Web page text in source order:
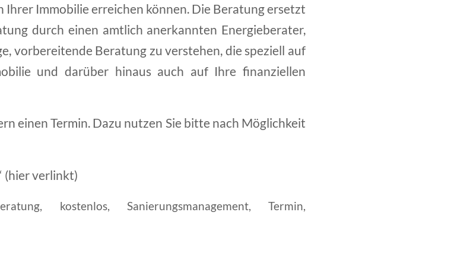
Ihrer Immobilie erreichen können. Die Beratung ersetzt
durch einen amtlich anerkannten Energieberater,
vorbereitende Beratung zu verstehen, die speziell auf
und darüber hinaus auch auf Ihre finanziellen
einen Termin. Dazu nutzen Sie bitte nach Möglichkeit
(hier verlinkt)
, kostenlos, Sanierungsmanagement,Termin,